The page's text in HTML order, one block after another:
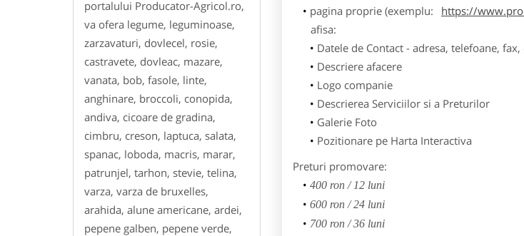
portalului Producator-Agricol.ro,
va ofera legume, leguminoase,
zarzavaturi, dovlecel, rosie,
castravete, dovleac, mazare,
vanata, bob, fasole, linte,
anghinare, broccoli, conopida,
andiva, cicoare de gradina,
cimbru, creson, laptuca, salata,
spanac, loboda, macris, marar,
patrunjel, tarhon, stevie, telina,
varza, varza de bruxelles,
arahida, alune americane, ardei,
pepene galben, pepene verde,
pagina proprie (exemplu:
https://
afisa:
Datele de Contact - adresa, telefoane,
Descriere afacere
Logo companie
Descrierea Serviciilor si a Preturilor
Galerie Foto
Pozitionare pe Harta Interactiva
Preturi promovare:
400 ron / 12 luni
600 ron / 24 luni
700 ron / 36 luni